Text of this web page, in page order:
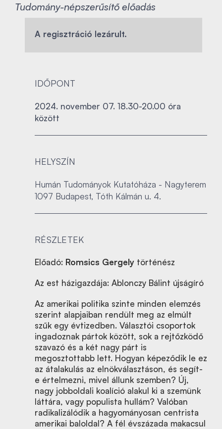
Tudomány-népszerűsítő előadás
A regisztráció lezárult.
IDŐPONT
2024. november 07. 18.30-20.00 óra
között
HELYSZÍN
Humán Tudományok Kutatóháza - Nagyterem
1097 Budapest, Tóth Kálmán u. 4.
RÉSZLETEK
Előadó: Romsics Gergely történész
Az est házigazdája: Ablonczy Bálint újságíró
Az amerikai politika szinte minden elemzés
szerint alapjaiban rendült meg az elmúlt
szűk egy évtizedben. Választói csoportok
ingadoznak pártok között, sok a rejtőzködő
szavazó és a két nagy párt is
megosztottabb lett. Hogyan képeződik le ez
az átalakulás az elnökválasztáson, és segít-
e értelmezni, mivel állunk szemben? Új,
nagy jobboldali koalíció alakul ki a szemünk
láttára, vagy populista hullám? Valóban
radikalizálódik a hagyományosan centrista
amerikai baloldal? A fél évszázada makacsul